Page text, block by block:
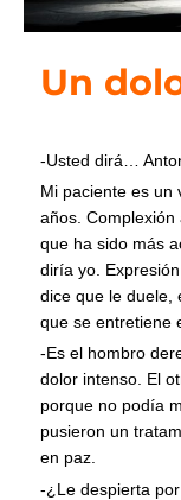
Un
-Usted dirá…
Mi paciente es un
años.
que ha sido más
diría yo.
dice que le duele,
que se entretiene
-Es el hombro
dolor intenso. El
porque no podía
pusieron un
en paz.
-¿Le despierta